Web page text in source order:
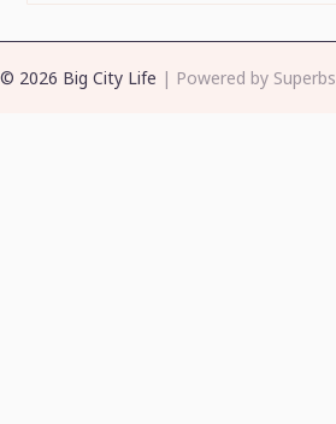
© 2026 Big City Life | Powered by Superbs